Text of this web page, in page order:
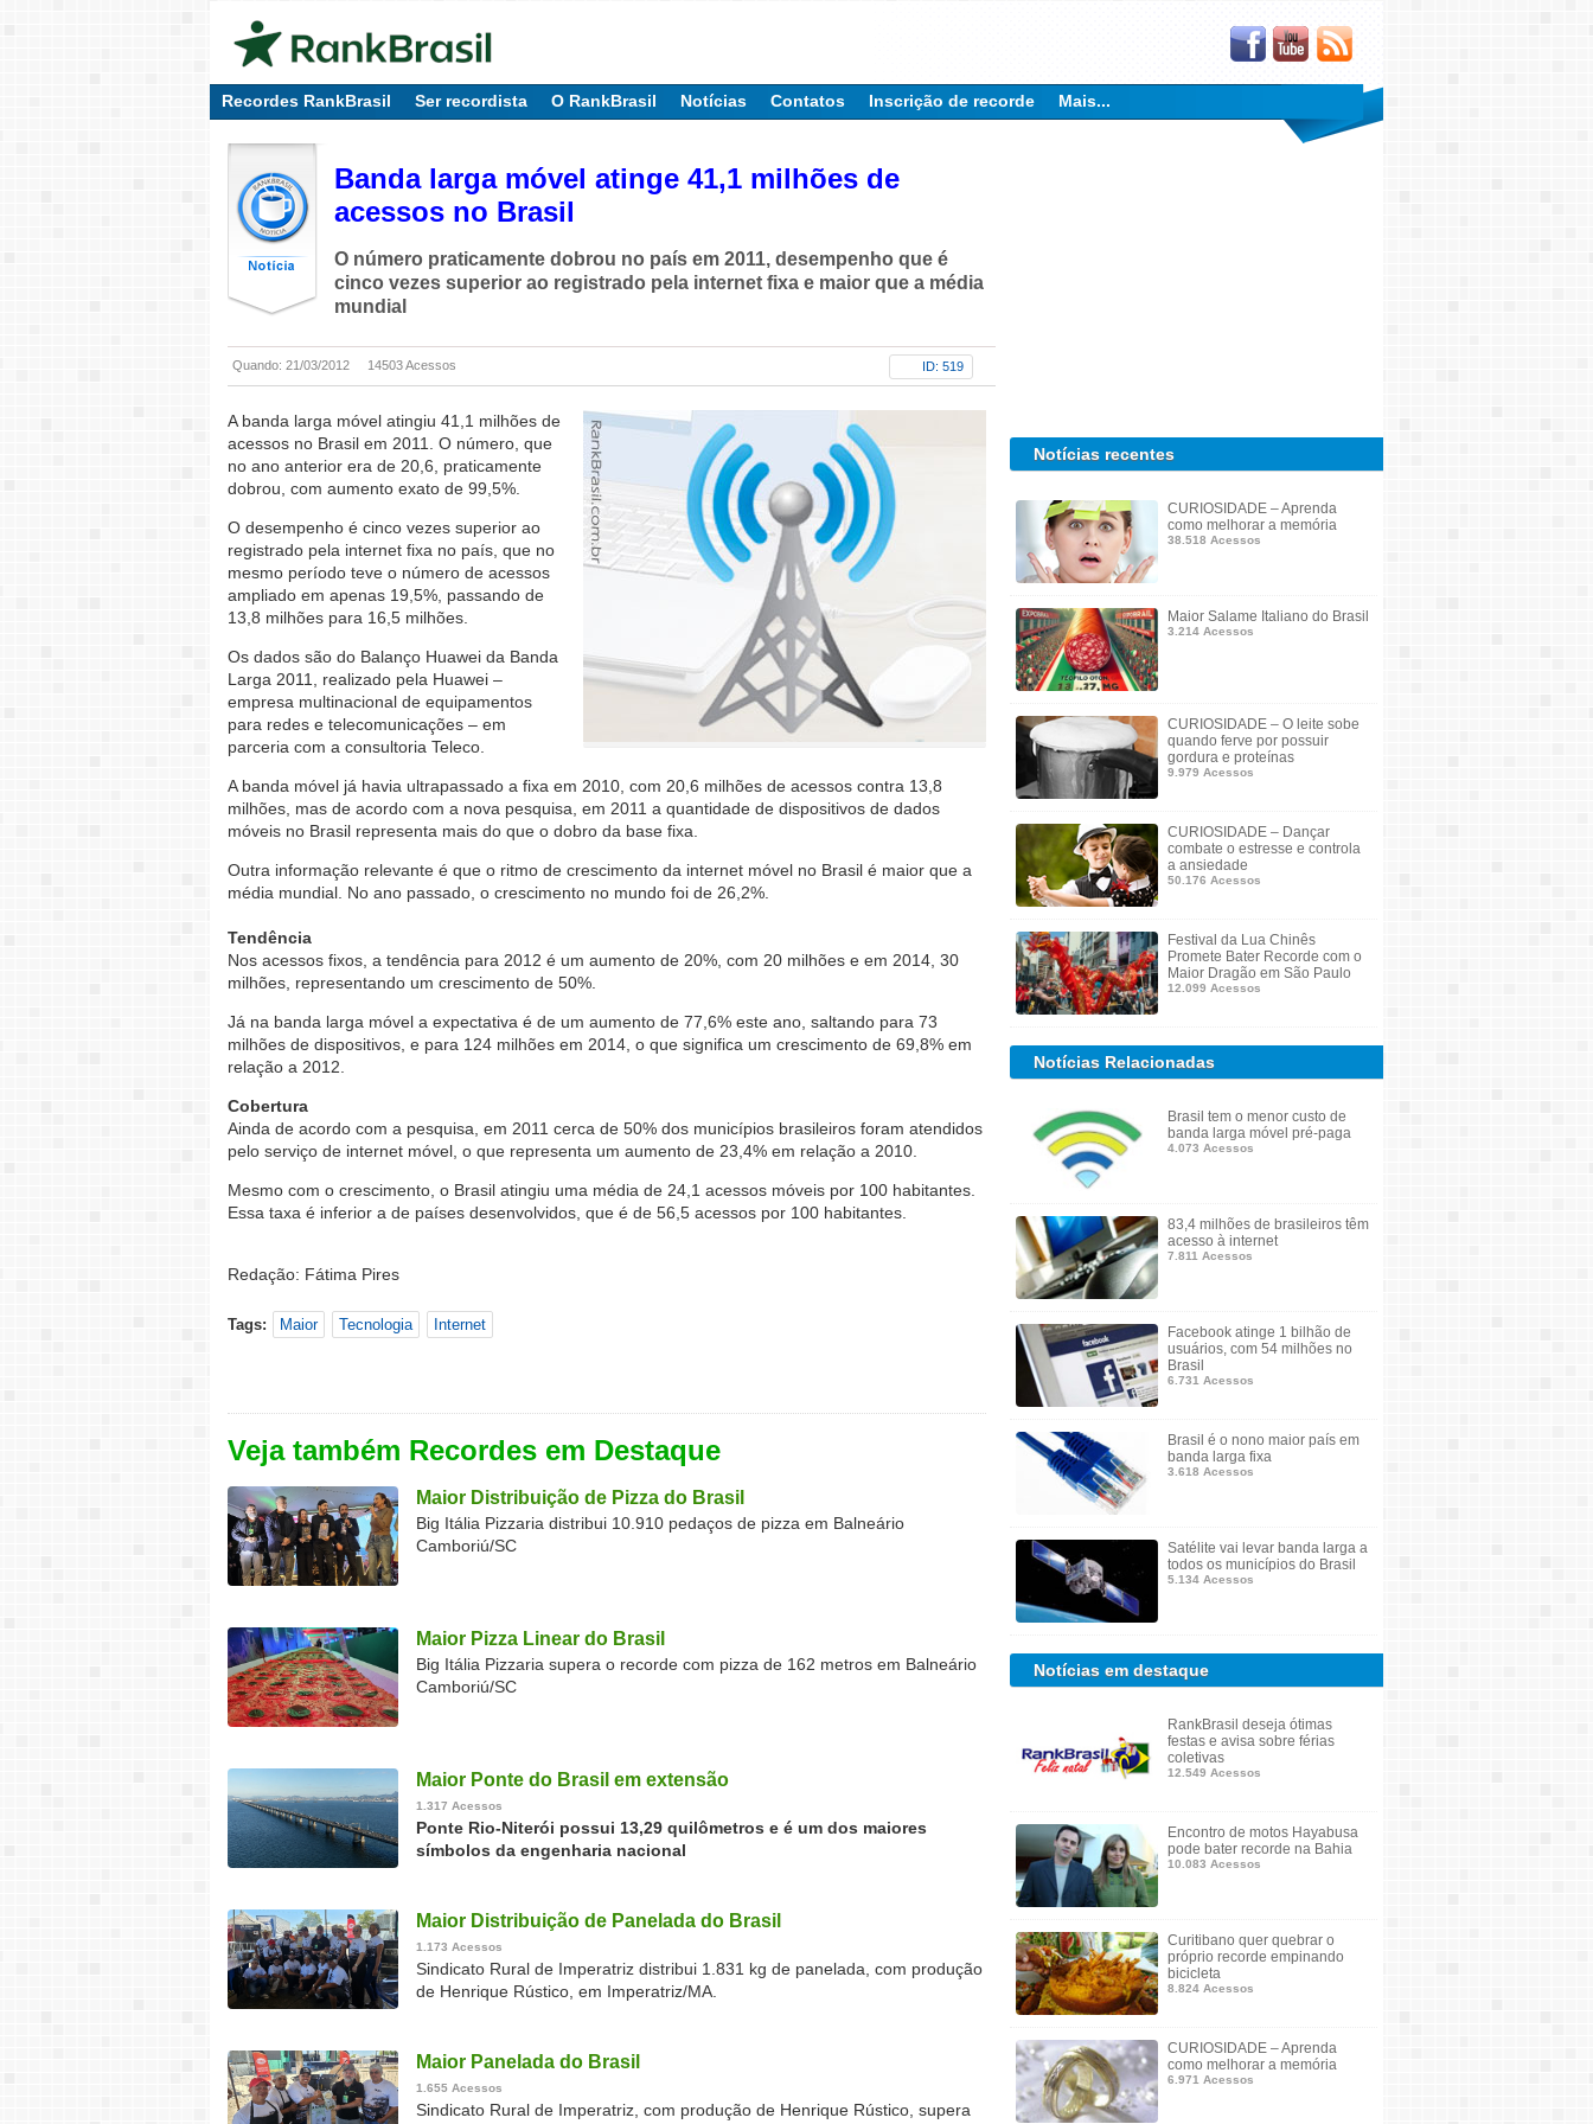
Recordes RankBrasil Ser recordista O RankBrasil Notícias Contatos Inscrição de recorde Mais...
Banda larga móvel atinge 41,1 milhões de
acessos no Brasil
O número praticamente dobrou no país em 2011, desempenho que é
cinco vezes superior ao registrado pela internet fixa e maior que a média
mundial
Quando: 21/03/2012 14503 Acessos ID: 519
A banda larga móvel atingiu 41,1 milhões de
acessos no Brasil em 2011. O número, que
no ano anterior era de 20,6, praticamente
dobrou, com aumento exato de 99,5%.
O desempenho é cinco vezes superior ao
registrado pela internet fixa no país, que no
mesmo período teve o número de acessos
ampliado em apenas 19,5%, passando de
13,8 milhões para 16,5 milhões.
Os dados são do Balanço Huawei da Banda
Larga 2011, realizado pela Huawei –
empresa multinacional de equipamentos
para redes e telecomunicações – em
parceria com a consultoria Teleco.
A banda móvel já havia ultrapassado a fixa em 2010, com 20,6 milhões de acessos contra 13,8
milhões, mas de acordo com a nova pesquisa, em 2011 a quantidade de dispositivos de dados
móveis no Brasil representa mais do que o dobro da base fixa.
Outra informação relevante é que o ritmo de crescimento da internet móvel no Brasil é maior que a
média mundial. No ano passado, o crescimento no mundo foi de 26,2%.
Tendência
Nos acessos fixos, a tendência para 2012 é um aumento de 20%, com 20 milhões e em 2014, 30
milhões, representando um crescimento de 50%.
Já na banda larga móvel a expectativa é de um aumento de 77,6% este ano, saltando para 73
milhões de dispositivos, e para 124 milhões em 2014, o que significa um crescimento de 69,8% em
relação a 2012.
Cobertura
Ainda de acordo com a pesquisa, em 2011 cerca de 50% dos municípios brasileiros foram atendidos
pelo serviço de internet móvel, o que representa um aumento de 23,4% em relação a 2010.
Mesmo com o crescimento, o Brasil atingiu uma média de 24,1 acessos móveis por 100 habitantes.
Essa taxa é inferior a de países desenvolvidos, que é de 56,5 acessos por 100 habitantes.
Redação: Fátima Pires
Tags: Maior Tecnologia Internet
Veja também Recordes em Destaque
Maior Distribuição de Pizza do Brasil
Big Itália Pizzaria distribui 10.910 pedaços de pizza em Balneário
Camboriú/SC
Maior Pizza Linear do Brasil
Big Itália Pizzaria supera o recorde com pizza de 162 metros em Balneário
Camboriú/SC
Maior Ponte do Brasil em extensão
1.317 Acessos
Ponte Rio-Niterói possui 13,29 quilômetros e é um dos maiores
símbolos da engenharia nacional
Maior Distribuição de Panelada do Brasil
1.173 Acessos
Sindicato Rural de Imperatriz distribui 1.831 kg de panelada, com produção
de Henrique Rústico, em Imperatriz/MA.
Maior Panelada do Brasil
1.655 Acessos
Sindicato Rural de Imperatriz, com produção de Henrique Rústico, supera
Notícias recentes
CURIOSIDADE – Aprenda
como melhorar a memória
38.518 Acessos
Maior Salame Italiano do Brasil
3.214 Acessos
CURIOSIDADE – O leite sobe
quando ferve por possuir
gordura e proteínas
9.979 Acessos
CURIOSIDADE – Dançar
combate o estresse e controla
a ansiedade
50.176 Acessos
Festival da Lua Chinês
Promete Bater Recorde com o
Maior Dragão em São Paulo
12.099 Acessos
Notícias Relacionadas
Brasil tem o menor custo de
banda larga móvel pré-paga
4.073 Acessos
83,4 milhões de brasileiros têm
acesso à internet
7.811 Acessos
Facebook atinge 1 bilhão de
usuários, com 54 milhões no
Brasil
6.731 Acessos
Brasil é o nono maior país em
banda larga fixa
3.618 Acessos
Satélite vai levar banda larga a
todos os municípios do Brasil
5.134 Acessos
Notícias em destaque
RankBrasil deseja ótimas
festas e avisa sobre férias
coletivas
12.549 Acessos
Encontro de motos Hayabusa
pode bater recorde na Bahia
10.083 Acessos
Curitibano quer quebrar o
próprio recorde empinando
bicicleta
8.824 Acessos
CURIOSIDADE – Aprenda
como melhorar a memória
6.971 Acessos